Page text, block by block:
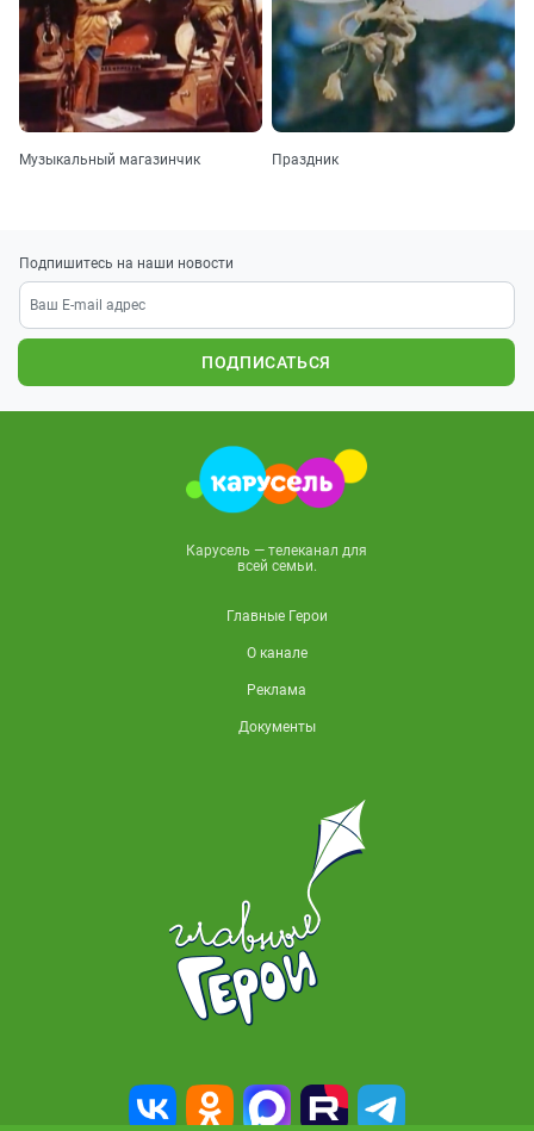
Музыкальный магазинчик Праздник
Подпишитесь на наши новости
ПОДПИСАТЬСЯ
Карусель — телеканал для
всей семьи.
Главные Герои
О канале
Реклама
Документы